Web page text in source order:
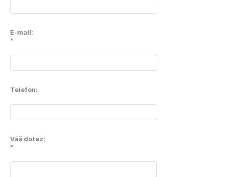
E-mail:
*
Telefon:
Váš dotaz:
*